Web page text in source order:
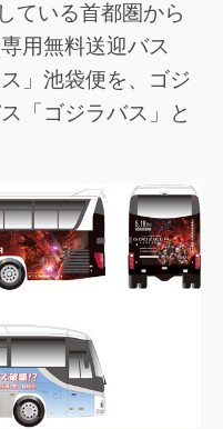
ている首都圏から
用無料送迎バス
」池袋便を、ゴジ
「ゴジラバス」と